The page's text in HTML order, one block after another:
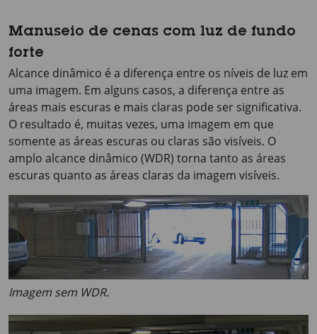
Manuseio de cenas com luz de fundo
forte
Alcance dinâmico é a diferença entre os níveis de luz em
uma imagem. Em alguns casos, a diferença entre as
áreas mais escuras e mais claras pode ser significativa.
O resultado é, muitas vezes, uma imagem em que
somente as áreas escuras ou claras são visíveis. O
amplo alcance dinâmico (WDR) torna tanto as áreas
escuras quanto as áreas claras da imagem visíveis.
Imagem sem WDR.